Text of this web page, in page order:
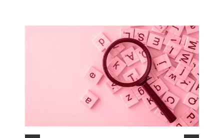
Itinerari personal: “El
clima urbà de la ciutat
d’Olot”